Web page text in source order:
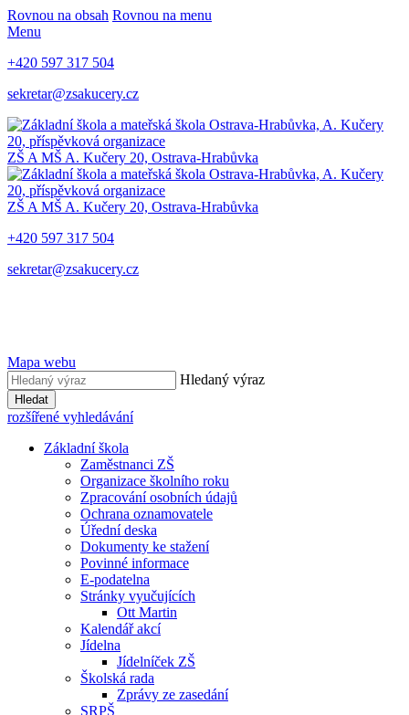
Rovnou na obsah Rovnou na menu
Menu
+420 597 317 504
sekretar@zsakucery.cz
ZŠ A MŠ A. Kučery 20, Ostrava-Hrabůvka
ZŠ A MŠ A. Kučery 20, Ostrava-Hrabůvka
+420 597 317 504
sekretar@zsakucery.cz
Mapa webu
Hledaný výraz
Hledat
rozšířené vyhledávání
Základní škola
Zaměstnanci ZŠ
Organizace školního roku
Zpracování osobních údajů
Ochrana oznamovatele
Úřední deska
Dokumenty ke stažení
Povinné informace
E-podatelna
Stránky vyučujících
Ott Martin
Kalendář akcí
Jídelna
Jídelníček ZŠ
Školská rada
Zprávy ze zasedání
SRPŠ